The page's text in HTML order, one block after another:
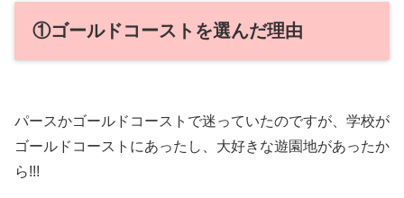
①ゴールドコーストを選んだ理由
パースかゴールドコーストで迷っていたのですが、学校が
ゴールドコーストにあったし、大好きな遊園地があったか
ら!!!